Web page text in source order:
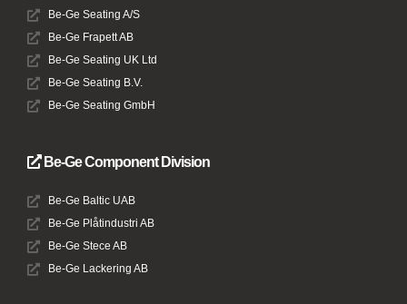
Be-Ge Seating A/S
Be-Ge Frapett AB
Be-Ge Seating UK Ltd
Be-Ge Seating B.V.
Be-Ge Seating GmbH
Be-Ge Component Division
Be-Ge Baltic UAB
Be-Ge Plåtindustri AB
Be-Ge Stece AB
Be-Ge Lackering AB